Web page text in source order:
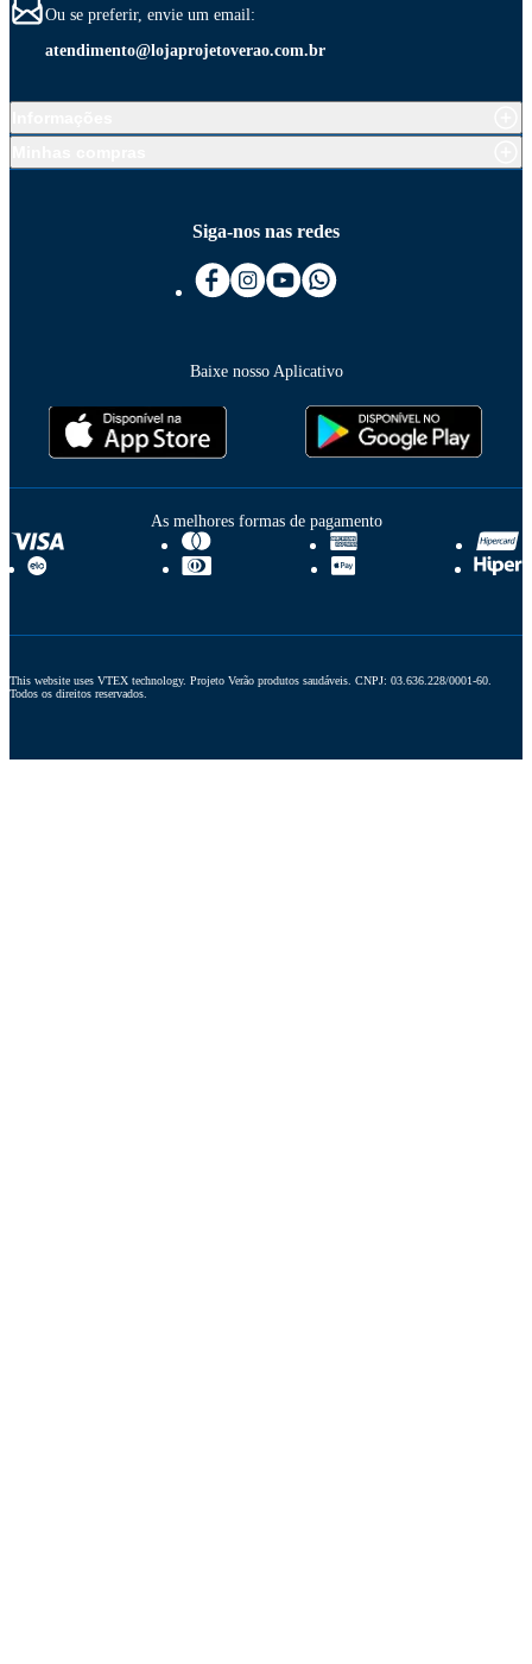
Ou se preferir, envie um email:
atendimento@lojaprojetoverao.com.br
Siga-nos nas redes
Baixe nosso Aplicativo
As melhores formas de pagamento
This website uses VTEX technology. Projeto Verão produtos saudáveis. CNPJ: 03.636.228/0001-60.
Todos os direitos reservados.